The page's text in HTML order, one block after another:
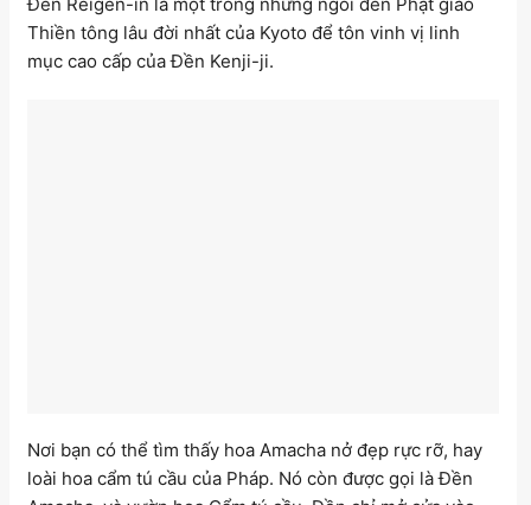
Đền Reigen-in là một trong những ngôi đền Phật giáo
Thiền tông lâu đời nhất của Kyoto để tôn vinh vị linh
mục cao cấp của Đền Kenji-ji.
Nơi bạn có thể tìm thấy hoa Amacha nở đẹp rực rỡ, hay
loài hoa cẩm tú cầu của Pháp. Nó còn được gọi là Đền